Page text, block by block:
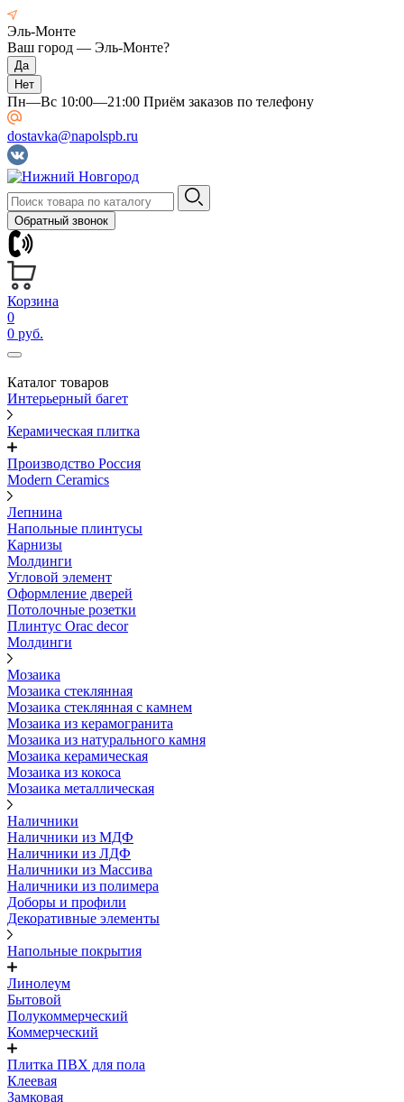
Эль-Монте
Ваш город — Эль-Монте?
Пн—Вс 10:00—21:00 Приём заказов по телефону
dostavka@napolspb.ru
Обратный звонок
Корзина
0
0 руб.
Каталог товаров
Интерьерный багет
Керамическая плитка
Производство Россия
Modern Ceramics
Лепнина
Напольные плинтусы
Карнизы
Молдинги
Угловой элемент
Оформление дверей
Потолочные розетки
Плинтус Orac decor
Молдинги
Мозаика
Мозаика стеклянная
Мозаика стеклянная с камнем
Мозаика из керамогранита
Мозаика из натурального камня
Мозаика керамическая
Мозаика из кокоса
Мозаика металлическая
Наличники
Наличники из МДФ
Наличники из ЛДФ
Наличники из Массива
Наличники из полимера
Доборы и профили
Декоративные элементы
Напольные покрытия
Линолеум
Бытовой
Полукоммерческий
Коммерческий
Плитка ПВХ для пола
Клеевая
Замковая